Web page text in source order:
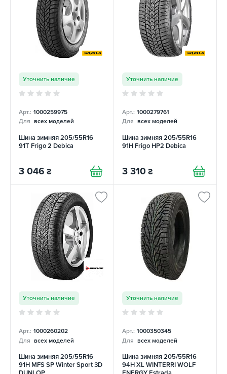
Уточнить наличие
Арт.: 1000259975
Для всех моделей
Шина зимняя 205/55R16
91T Frigo 2 Debica
3 046 ₴
Уточнить наличие
Арт.: 1000279761
Для всех моделей
Шина зимняя 205/55R16
91H Frigo HP2 Debica
3 310 ₴
Уточнить наличие
Арт.: 1000260202
Для всех моделей
Шина зимняя 205/55R16
91H MFS SP Winter Sport 3D
Уточнить наличие
Арт.: 1000350345
Для всех моделей
Шина зимняя 205/55R16
94H XL WINTERRI WOLF